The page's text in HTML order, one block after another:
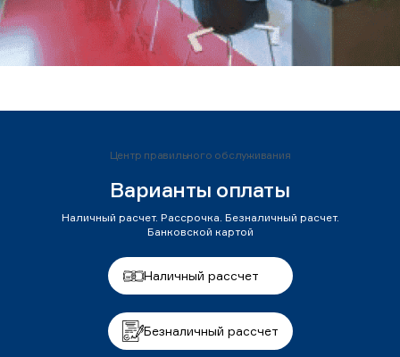
Центр правильного обслуживания
Варианты оплаты
Наличный расчет. Рассрочка. Безналичный расчет.
Банковской картой
Наличный рассчет
Безналичный рассчет